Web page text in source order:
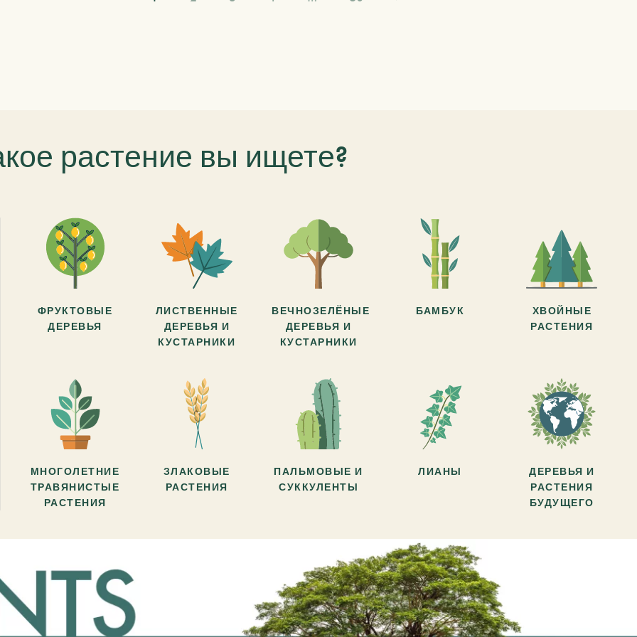
растение вы ищете?
ФРУКТОВЫЕ
ДЕРЕВЬЯ
ЛИСТВЕННЫЕ
ДЕРЕВЬЯ И
КУСТАРНИКИ
ВЕЧНОЗЕЛЁНЫЕ
ДЕРЕВЬЯ И
КУСТАРНИКИ
БАМБУК
ХВОЙНЫЕ
РАСТЕНИЯ
МНОГОЛЕТНИЕ
ТРАВЯНИСТЫЕ
РАСТЕНИЯ
ЗЛАКОВЫЕ
РАСТЕНИЯ
ПАЛЬМОВЫЕ И
СУККУЛЕНТЫ
ЛИАНЫ
ДЕРЕВЬЯ И
РАСТЕНИЯ
БУДУЩЕГО